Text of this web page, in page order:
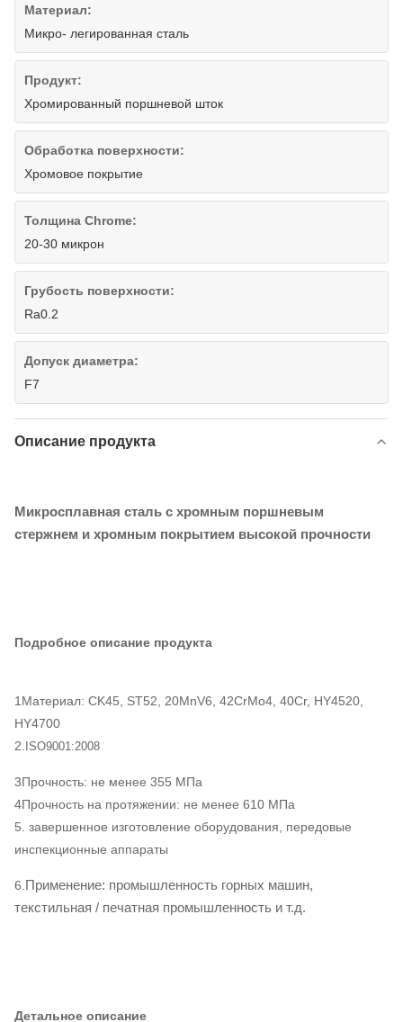
Материал:
Микро- легированная сталь
Продукт:
Хромированный поршневой шток
Обработка поверхности:
Хромовое покрытие
Толщина Chrome:
20-30 микрон
Грубость поверхности:
Ra0.2
Допуск диаметра:
F7
Описание продукта
Микросплавная сталь с хромным поршневым
стержнем и хромным покрытием высокой прочности
Подробное описание продукта
1Материал: CK45, ST52, 20MnV6, 42CrMo4, 40Cr, HY4520,
HY4700
2. ISO9001:2008
3Прочность: не менее 355 МПа
4Прочность на протяжении: не менее 610 МПа
5. завершенное изготовление оборудования, передовые
инспекционные аппараты
6. Применение: промышленность горных машин,
текстильная / печатная промышленность и т.д.
Детальное описание